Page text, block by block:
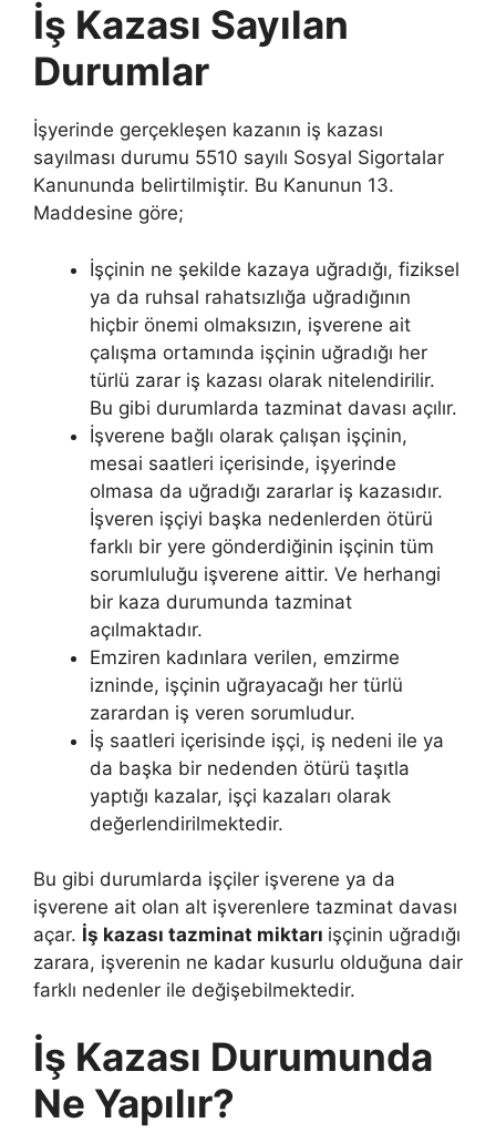
İş Kazası Sayılan
Durumlar
İşyerinde gerçekleşen kazanın iş kazası
sayılması durumu 5510 sayılı Sosyal Sigortalar
Kanununda belirtilmiştir. Bu Kanunun 13.
Maddesine göre;
İşçinin ne şekilde kazaya uğradığı, fiziksel
ya da ruhsal rahatsızlığa uğradığının
hiçbir önemi olmaksızın, işverene ait
çalışma ortamında işçinin uğradığı her
türlü zarar iş kazası olarak nitelendirilir.
Bu gibi durumlarda tazminat davası açılır.
İşverene bağlı olarak çalışan işçinin,
mesai saatleri içerisinde, işyerinde
olmasa da uğradığı zararlar iş kazasıdır.
İşveren işçiyi başka nedenlerden ötürü
farklı bir yere gönderdiğinin işçinin tüm
sorumluluğu işverene aittir. Ve herhangi
bir kaza durumunda tazminat
açılmaktadır.
Emziren kadınlara verilen, emzirme
izninde, işçinin uğrayacağı her türlü
zarardan iş veren sorumludur.
İş saatleri içerisinde işçi, iş nedeni ile ya
da başka bir nedenden ötürü taşıtla
yaptığı kazalar, işçi kazaları olarak
değerlendirilmektedir.
Bu gibi durumlarda işçiler işverene ya da
işverene ait olan alt işverenlere tazminat davası
açar. İş kazası tazminat miktarı işçinin uğradığı
zarara, işverenin ne kadar kusurlu olduğuna dair
farklı nedenler ile değişebilmektedir.
İş Kazası Durumunda
Ne Yapılır?